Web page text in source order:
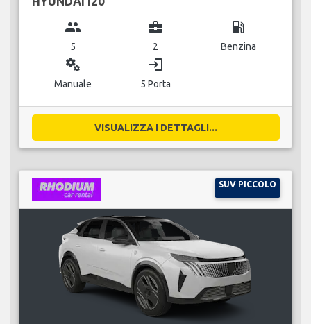
group
5
business_center
2
local_gas_station
Benzina
miscellaneous_services
Manuale
login
5 Porta
VISUALIZZA I DETTAGLI...
SUV PICCOLO